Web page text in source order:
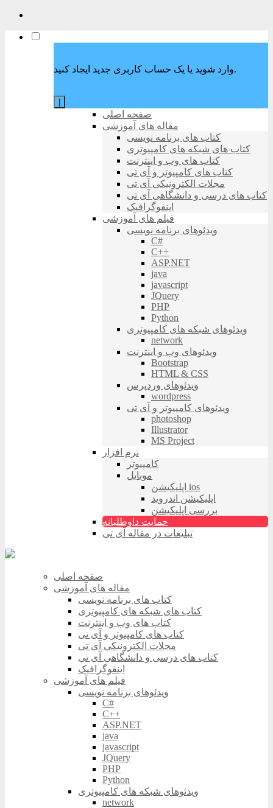
وارد شوید یا یک حساب کاربری جدید ایجاد کنید.
صفحه اصلی
مقاله های آموزشی
کتاب های برنامه نویسی
کتاب های شبکه های کامپیوتری
کتاب های وب و اینترنت
کتاب های کامپیوتر و آی تی
مجلات الکترونیکی آی تی
کتاب های درسی و دانشگاهی آی تی
اینفوگرافیک
فیلم های آموزشی
ویدئوهای برنامه نویسی
C#
C++
ASP.NET
java
javascript
JQuery
PHP
Python
ویدئوهای شبکه های کامپیوتری
network
ویدئوهای وب و اینترنت
Bootstrap
HTML & CSS
ویدئوهای وردپرس
wordpress
ویدئوهای کامپیوتر و آی تی
photoshop
Illustrator
MS Project
نرم افزار
کامپیوتر
موبایل
اپلیکیشن ios
اپلیکیشن اندروید
بررسی اپلیکیشن
حمایت داوطلبانه
تبلیغات در مقاله آی تی
صفحه اصلی
مقاله های آموزشی
کتاب های برنامه نویسی
کتاب های شبکه های کامپیوتری
کتاب های وب و اینترنت
کتاب های کامپیوتر و آی تی
مجلات الکترونیکی آی تی
کتاب های درسی و دانشگاهی آی تی
اینفوگرافیک
فیلم های آموزشی
ویدئوهای برنامه نویسی
C#
C++
ASP.NET
java
javascript
JQuery
PHP
Python
ویدئوهای شبکه های کامپیوتری
network